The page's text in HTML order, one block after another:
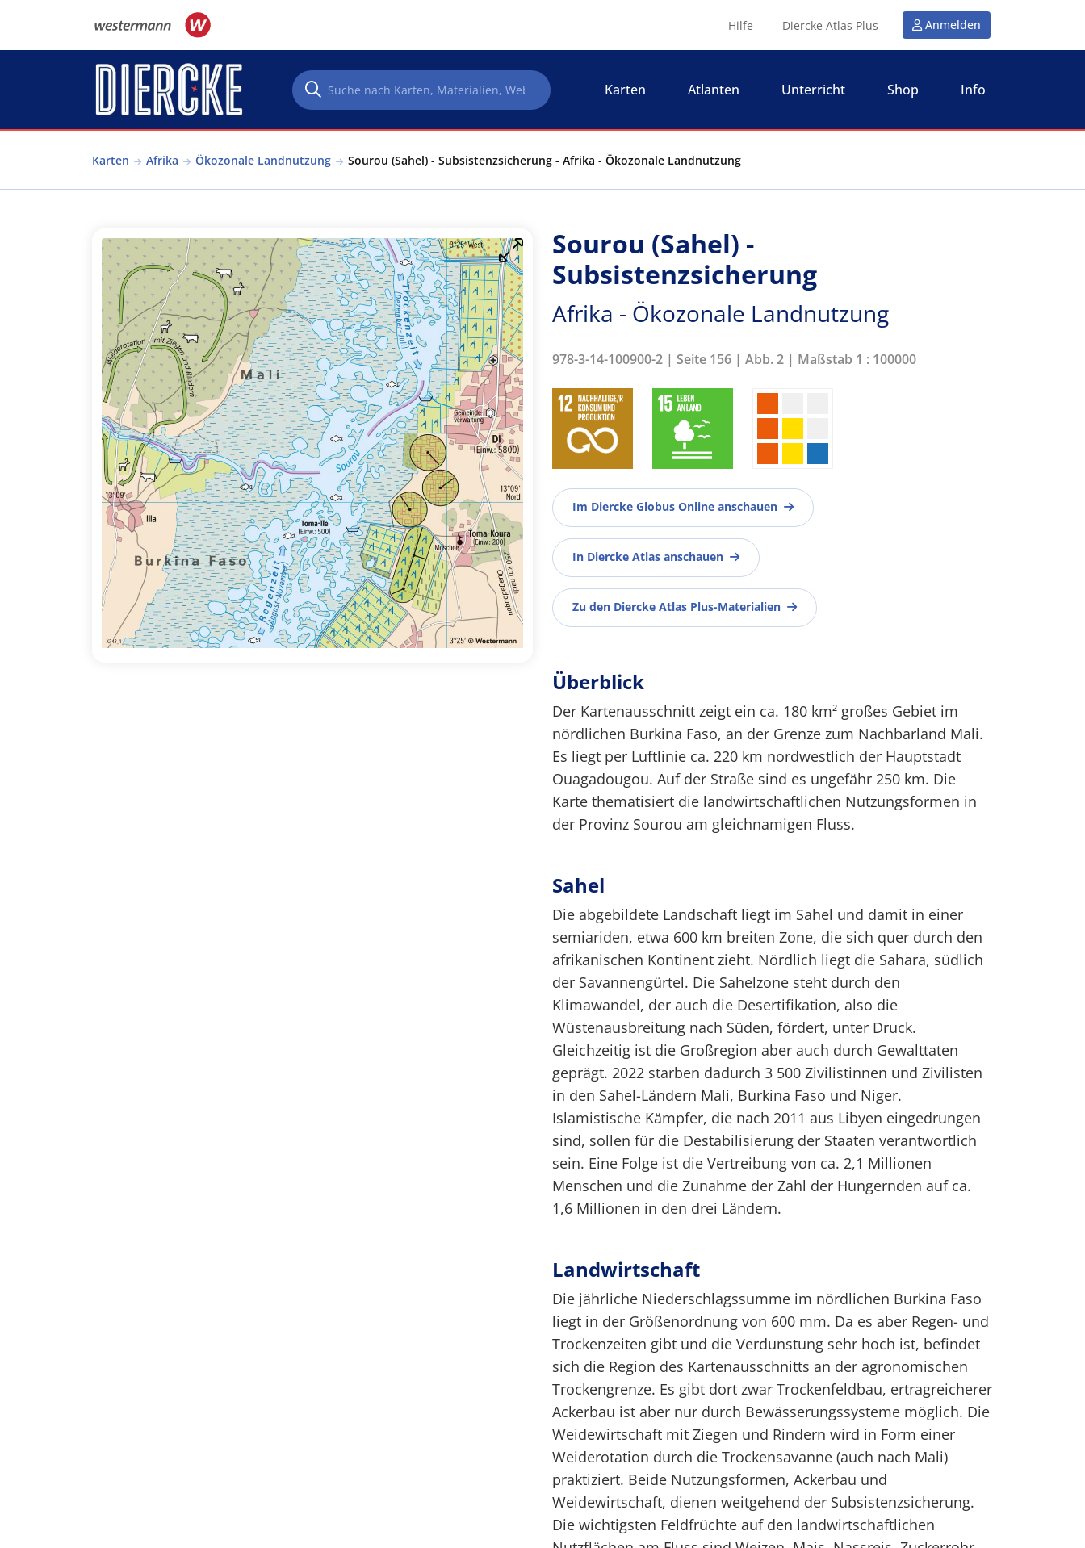
Hilfe Diercke Atlas Plus Anmelden
Karten Atlanten Unterricht Shop Info
Karten Afrika Ökozonale Landnutzung Sourou (Sahel) - Subsistenzsicherung - Afrika - Ökozonale Landnutzung
Sourou (Sahel) -
Subsistenzsicherung
Afrika - Ökozonale Landnutzung
978-3-14-100900-2 | Seite 156 | Abb. 2 | Maßstab 1 : 100000
Im Diercke Globus Online anschauen
In Diercke Atlas anschauen
Zu den Diercke Atlas Plus-Materialien
Überblick
Der Kartenausschnitt zeigt ein ca. 180 km² großes Gebiet im
nördlichen Burkina Faso, an der Grenze zum Nachbarland Mali.
Es liegt per Luftlinie ca. 220 km nordwestlich der Hauptstadt
Ouagadougou. Auf der Straße sind es ungefähr 250 km. Die
Karte thematisiert die landwirtschaftlichen Nutzungsformen in
der Provinz Sourou am gleichnamigen Fluss.
Sahel
Die abgebildete Landschaft liegt im Sahel und damit in einer
semiariden, etwa 600 km breiten Zone, die sich quer durch den
afrikanischen Kontinent zieht. Nördlich liegt die Sahara, südlich
der Savannengürtel. Die Sahelzone steht durch den
Klimawandel, der auch die Desertifikation, also die
Wüstenausbreitung nach Süden, fördert, unter Druck.
Gleichzeitig ist die Großregion aber auch durch Gewalttaten
geprägt. 2022 starben dadurch 3 500 Zivilistinnen und Zivilisten
in den Sahel-Ländern Mali, Burkina Faso und Niger.
Islamistische Kämpfer, die nach 2011 aus Libyen eingedrungen
sind, sollen für die Destabilisierung der Staaten verantwortlich
sein. Eine Folge ist die Vertreibung von ca. 2,1 Millionen
Menschen und die Zunahme der Zahl der Hungernden auf ca.
1,6 Millionen in den drei Ländern.
Landwirtschaft
Die jährliche Niederschlagssumme im nördlichen Burkina Faso
liegt in der Größenordnung von 600 mm. Da es aber Regen- und
Trockenzeiten gibt und die Verdunstung sehr hoch ist, befindet
sich die Region des Kartenausschnitts an der agronomischen
Trockengrenze. Es gibt dort zwar Trockenfeldbau, ertragreicherer
Ackerbau ist aber nur durch Bewässerungssysteme möglich. Die
Weidewirtschaft mit Ziegen und Rindern wird in Form einer
Weiderotation durch die Trockensavanne (auch nach Mali)
praktiziert. Beide Nutzungsformen, Ackerbau und
Weidewirtschaft, dienen weitgehend der Subsistenzsicherung.
Die wichtigsten Feldfrüchte auf den landwirtschaftlichen